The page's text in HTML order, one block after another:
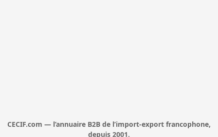
CECIF.com — l’annuaire B2B de l’import-export francophone,
depuis 2001.